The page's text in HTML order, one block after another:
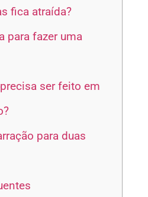
fica atraída?
para fazer uma
ser feito em
para duas